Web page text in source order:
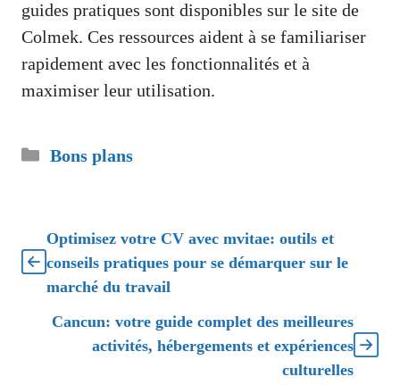
guides pratiques sont disponibles sur le site de
Colmek. Ces ressources aident à se familiariser
rapidement avec les fonctionnalités et à
maximiser leur utilisation.
Catégories
Bons plans
Optimisez votre CV avec mvitae: outils et
conseils pratiques pour se démarquer sur le
marché du travail
Cancun: votre guide complet des meilleures
activités, hébergements et expériences
culturelles